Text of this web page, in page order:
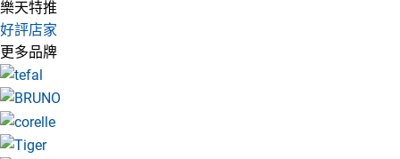
樂天特推
好評店家
更多品牌